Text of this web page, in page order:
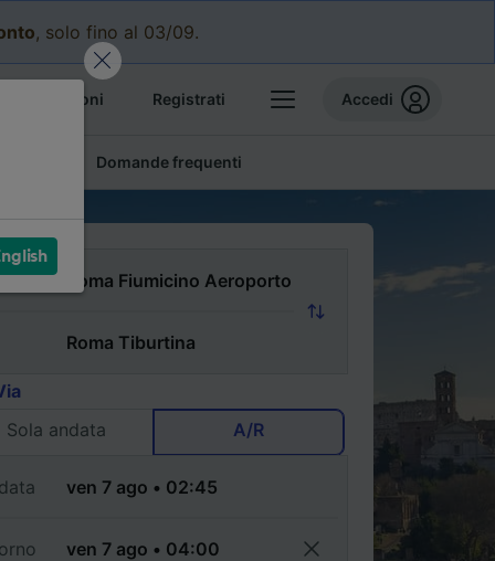
, solo fino al 03/09.
prenotazioni Registrati Accedi
Domande frequenti
Sola andata
A/R